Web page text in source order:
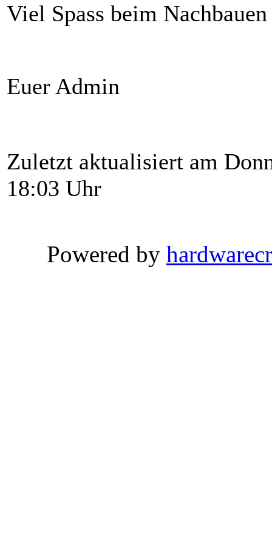
Viel Spass beim Nachbauen
Euer Admin
Zuletzt aktualisiert am
18:03 Uhr
Powered by